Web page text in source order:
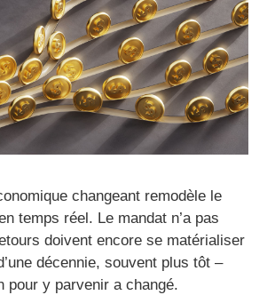
changeant remodèle le
temps réel. Le mandat n’a pas
doivent encore se matérialiser
décennie, souvent plus tôt –
pour y parvenir a changé.